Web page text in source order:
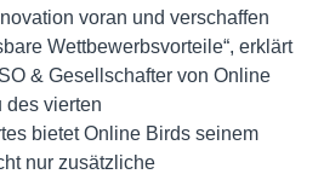
voran und verschaffen
Wettbewerbsvorteile“, erklärt
& Gesellschafter von Online
des vierten
bietet Online Birds seinem
nur zusätzliche